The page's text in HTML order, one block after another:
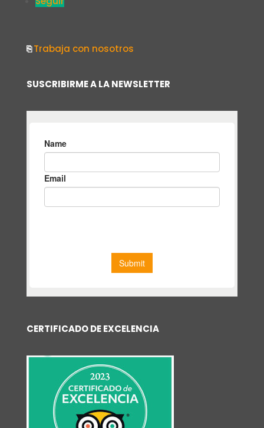
⎘Trabaja con nosotros
SUSCRIBIRME A LA NEWSLETTER
CERTIFICADO DE EXCELENCIA